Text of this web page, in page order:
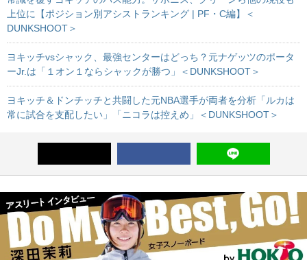
上位に【ポジション別アシストランキング | PF・C編】＜
DUNKSHOOT＞
ヨキッチvsシャック、最強センターはどっち？元ナゲッツのポータ
ーJr.は「１オン１ならシャックが勝つ」＜DUNKSHOOT＞
ヨキッチ＆ドンチッチと共闘した元NBA選手が両者を分析「ルカは
常に試合を支配したい」「ニコラは控えめ」＜DUNKSHOOT＞